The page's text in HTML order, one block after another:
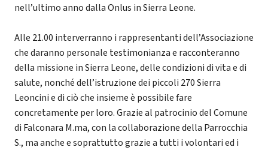
nell’ultimo anno dalla Onlus in Sierra Leone.
Alle 21.00 interverranno i rappresentanti dell’Associazione
che daranno personale testimonianza e racconteranno
della missione in Sierra Leone, delle condizioni di vita e di
salute, nonché dell’istruzione dei piccoli 270 Sierra
Leoncini e di ciò che insieme è possibile fare
concretamente per loro. Grazie al patrocinio del Comune
di Falconara M.ma, con la collaborazione della Parrocchia
S., ma anche e soprattutto grazie a tutti i volontari ed i